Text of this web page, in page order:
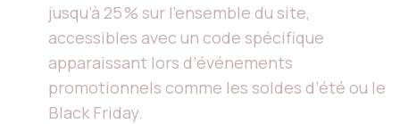
jusqu’à 25 % sur l’ensemble du site,
accessibles avec un code spécifique
apparaissant lors d’événements
promotionnels comme les soldes d’été ou le
Black Friday.